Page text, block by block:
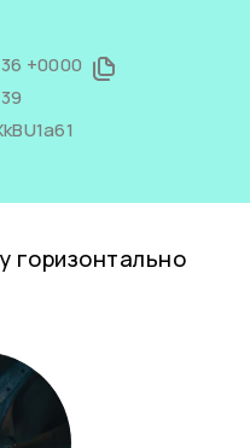
+0000
горизонтально